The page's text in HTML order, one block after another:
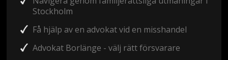
Stockholm
Få hjälp av en advokat vid en misshandel
Advokat Borlänge - välj rätt försvarare